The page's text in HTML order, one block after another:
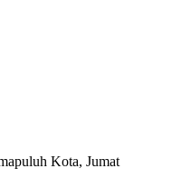
Kota, Jumat